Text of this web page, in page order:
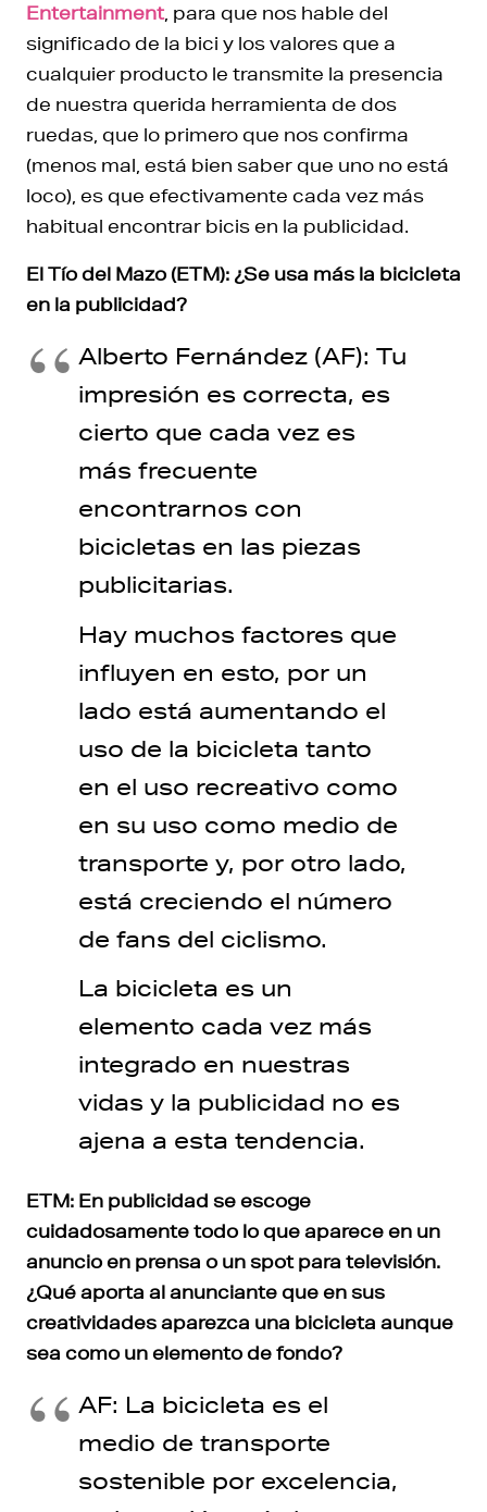
Entertainment, para que nos hable del
significado de la bici y los valores que a
cualquier producto le transmite la presencia
de nuestra querida herramienta de dos
ruedas, que lo primero que nos confirma
(menos mal, está bien saber que uno no está
loco), es que efectivamente cada vez más
habitual encontrar bicis en la publicidad.
El Tío del Mazo (ETM): ¿Se usa más la bicicleta
en la publicidad?
Alberto Fernández (AF): Tu
impresión es correcta, es
cierto que cada vez es
más frecuente
encontrarnos con
bicicletas en las piezas
publicitarias.
Hay muchos factores que
influyen en esto, por un
lado está aumentando el
uso de la bicicleta tanto
en el uso recreativo como
en su uso como medio de
transporte y, por otro lado,
está creciendo el número
de fans del ciclismo.
La bicicleta es un
elemento cada vez más
integrado en nuestras
vidas y la publicidad no es
ajena a esta tendencia.
ETM: En publicidad se escoge
cuidadosamente todo lo que aparece en un
anuncio en prensa o un spot para televisión.
¿Qué aporta al anunciante que en sus
creatividades aparezca una bicicleta aunque
sea como un elemento de fondo?
AF: La bicicleta es el
medio de transporte
sostenible por excelencia,